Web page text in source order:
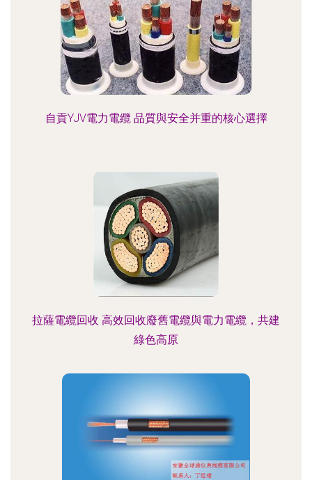
自貢YJV電力電纜 品質與安全并重的核心選擇
拉薩電纜回收 高效回收廢舊電纜與電力電纜，共建
綠色高原